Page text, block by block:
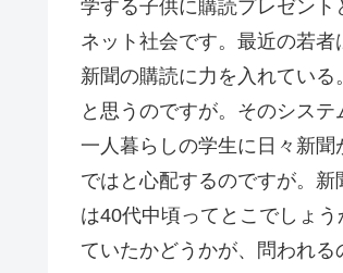
学する子供に購読プレゼント
ネット社会です。最近の若
新聞の購読に力を入れてい
と思うのですが。そのシステ
一人暮らしの学生に日々新
ではと心配するのですが。
は40代中頃ってとこでしょ
ていたかどうかが、問われる